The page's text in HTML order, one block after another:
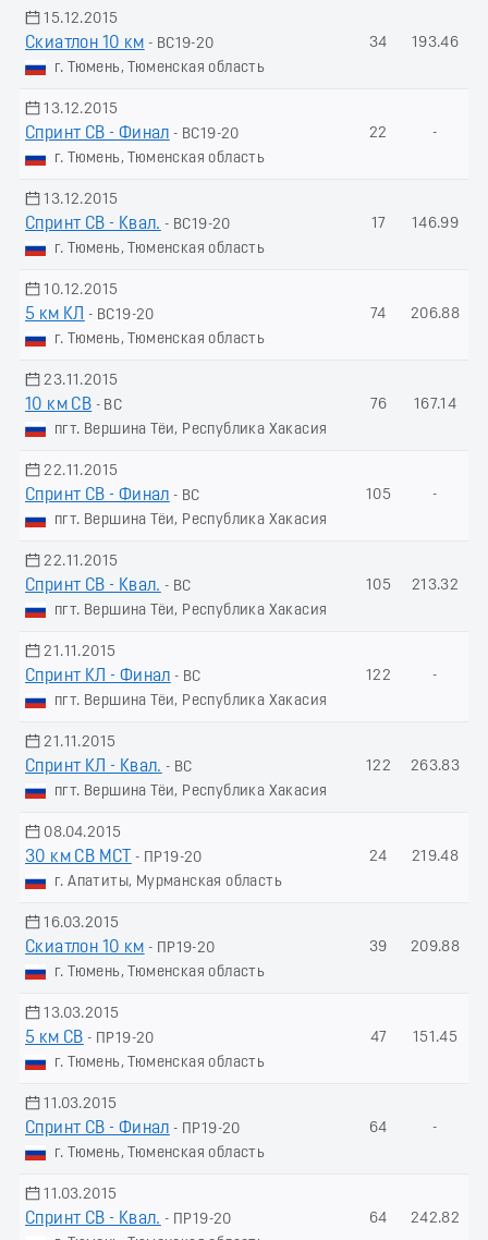
15.12.2015
Скиатлон 10 км - ВС19-20
г. Тюмень, Тюменская область
34 193.46
13.12.2015
Спринт СВ - Финал - ВС19-20
г. Тюмень, Тюменская область
22 -
13.12.2015
Спринт СВ - Квал. - ВС19-20
г. Тюмень, Тюменская область
17 146.99
10.12.2015
5 км КЛ
- ВС19-20
г. Тюмень, Тюменская область
74 206.88
23.11.2015
10 км СВ - ВС
пгт. Вершина Тёи, Республика Хакасия
76 167.14
22.11.2015
Спринт СВ - Финал - ВС
пгт. Вершина Тёи, Республика Хакасия
105 -
22.11.2015
Спринт СВ - Квал. - ВС
пгт. Вершина Тёи, Республика Хакасия
105 213.32
21.11.2015
Спринт КЛ - Финал - ВС
пгт. Вершина Тёи, Республика Хакасия
122 -
21.11.2015
Спринт КЛ - Квал. - ВС
пгт. Вершина Тёи, Республика Хакасия
122 263.83
08.04.2015
30 км СВ МСТ
- ПР19-20
г. Апатиты, Мурманская область
24 219.48
16.03.2015
Скиатлон 10 км - ПР19-20
г. Тюмень, Тюменская область
39 209.88
13.03.2015
5 км СВ - ПР19-20
г. Тюмень, Тюменская область
47 151.45
11.03.2015
Спринт СВ - Финал - ПР19-20
г. Тюмень, Тюменская область
64 -
11.03.2015
Спринт СВ - Квал. - ПР19-20
64 242.82